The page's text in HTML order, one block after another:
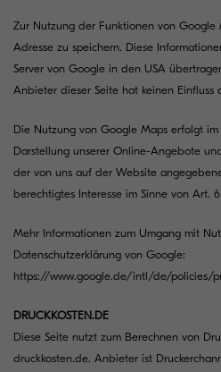
Zur Nutzung der Funktionen von Google
Adresse zu speichern. Diese
Server von Google in den USA
Anbieter dieser Seite hat keinen Einfluss
Die Nutzung von Google Maps erfolgt
Darstellung unserer Online-Angebote
der von uns auf der Website
berechtigtes Interesse im Sinne von Art.
Mehr Informationen zum Umgang mit
Datenschutzerklärung von Google:
https://www.google.de/intl/de/policies/
DRUCKKOSTEN.DE
Diese Seite nutzt zum Berechnen von
druckkosten.de. Anbieter ist